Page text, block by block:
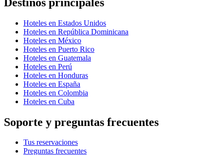
Hoteles en Estados Unidos
Hoteles en República Dominicana
Hoteles en México
Hoteles en Puerto Rico
Hoteles en Guatemala
Hoteles en Perú
Hoteles en Honduras
Hoteles en España
Hoteles en Colombia
Hoteles en Cuba
Soporte y preguntas frecuentes
Tus reservaciones
Preguntas frecuentes